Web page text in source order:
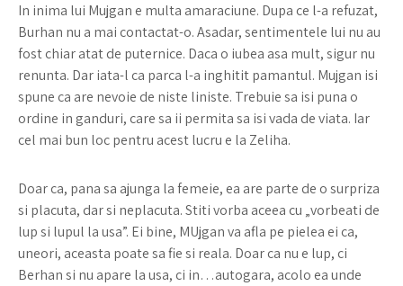
In inima lui Mujgan e multa amaraciune. Dupa ce l-a refuzat,
Burhan nu a mai contactat-o. Asadar, sentimentele lui nu au
fost chiar atat de puternice. Daca o iubea asa mult, sigur nu
renunta. Dar iata-l ca parca l-a inghitit pamantul. Mujgan isi
spune ca are nevoie de niste liniste. Trebuie sa isi puna o
ordine in ganduri, care sa ii permita sa isi vada de viata. Iar
cel mai bun loc pentru acest lucru e la Zeliha.
Doar ca, pana sa ajunga la femeie, ea are parte de o surpriza
si placuta, dar si neplacuta. Stiti vorba aceea cu „vorbeati de
lup si lupul la usa”. Ei bine, MUjgan va afla pe pielea ei ca,
uneori, aceasta poate sa fie si reala. Doar ca nu e lup, ci
Berhan si nu apare la usa, ci in…autogara, acolo ea unde